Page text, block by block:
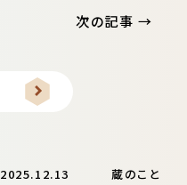
次の記事 →
2025.12.13 蔵のこと